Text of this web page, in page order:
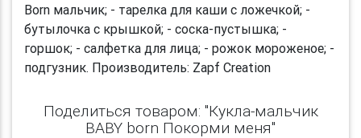
Born мальчик; - тарелка для каши с ложечкой; -
бутылочка с крышкой; - соска-пустышка; -
горшок; - салфетка для лица; - рожок мороженое; -
подгузник. Производитель: Zapf Creation
Поделиться товаром: "Кукла-мальчик
BABY born Покорми меня"